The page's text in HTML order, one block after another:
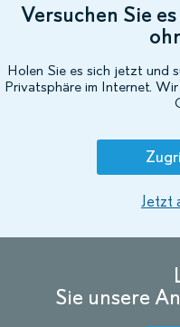
Versuchen Sie
Holen Sie es sich jetzt und
Privatsphäre im Internet.
Jetzt
Sie unsere